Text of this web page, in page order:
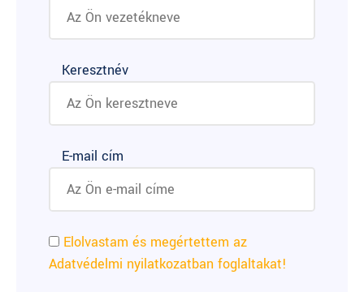
Keresztnév
E-mail cím
Elolvastam és megértettem az
Adatvédelmi nyilatkozatban foglaltakat!